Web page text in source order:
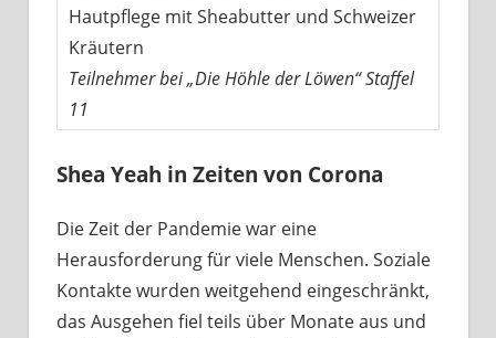
Hautpflege mit Sheabutter und Schweizer
Kräutern
Teilnehmer bei „Die Höhle der Löwen“ Staffel
11
Shea Yeah in Zeiten von Corona
Die Zeit der Pandemie war eine
Herausforderung für viele Menschen. Soziale
Kontakte wurden weitgehend eingeschränkt,
das Ausgehen fiel teils über Monate aus und